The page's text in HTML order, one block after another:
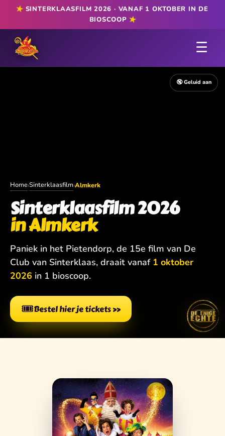
★SINTERKLAASFILM 2026 · VANAF 1 OKTOBER IN DE
BIOSCOOP ★
☰
🔇 Geluid aan
Home›Sinterklaasfilm›Almkerk
Sinterklaasfilm 2026
in Almkerk
Paniek in het Pietendorp, de 15e film van De
Club van Sinterklaas, draait vanaf 1 oktober
2026 in 1 bioscoop.
🎟️Bestel hier je tickets»